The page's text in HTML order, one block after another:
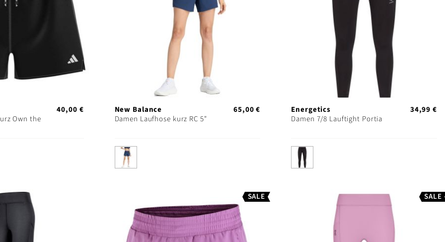
Own the
40,00 €
New Balance
Damen Laufhose kurz RC 5"
65,00 €
Energetics
Damen 7/8 Lauftight Portia
34,99 €
SALE SALE